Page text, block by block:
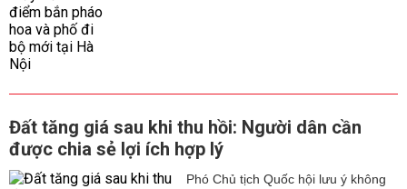
Đất tăng giá sau khi thu hồi: Người dân cần
được chia sẻ lợi ích hợp lý
Phó Chủ tịch Quốc hội lưu ý không